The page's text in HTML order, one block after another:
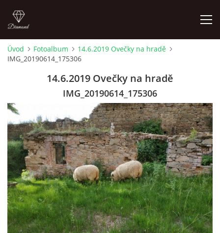
LETNÍ KINO NA HRADĚ 2022
KONTAKT
FOTOALBUM
© 2026 eStránky.cz | RSS
Úvod Fotoalbum
14.6.2019 Ovečky na hradě
IMG_20190614_175306
14.6.2019 Ovečky na hradě
IMG_20190614_175306